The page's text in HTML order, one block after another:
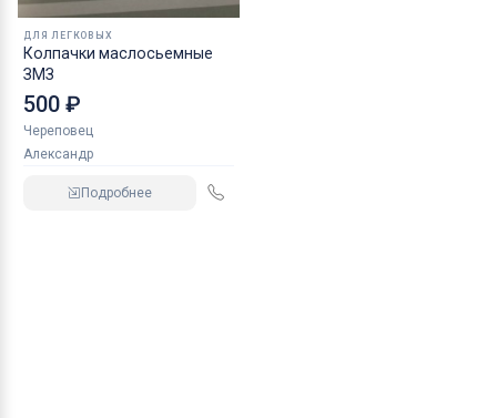
ДЛЯ ЛЕГКОВЫХ
Колпачки маслосьемные
ЗМЗ
500 ₽
Череповец
Александр
Подробнее